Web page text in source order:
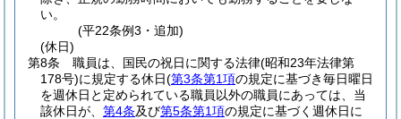
い。
(平22条例3・追加)
(休日)
第8条
職員は、国民の祝日に関する法律(昭和23年法律第
178号)に規定する休日(第3条第1項の規定に基づき毎日曜日
を週休日と定められている職員以外の職員にあっては、当
該休日が、 第4条及び第5条第1項の規定に基づく週休日に